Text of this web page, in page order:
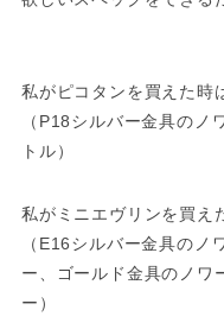
私がピコタンを買えた時
（P18シルバー金具のノ
トル）
私がミニエヴリンを買え
（E16シルバー金具のノ
ー、ゴールド金具のノワ
ー）